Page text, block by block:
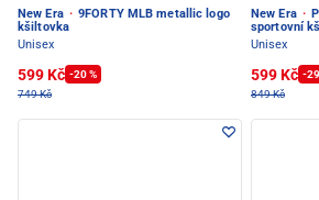
New Era · 9FORTY MLB metallic logo
kšiltovka
Unisex
599 Kč -20 %
749 Kč
New Era ·
sportovní
Unisex
599 Kč -
849 Kč